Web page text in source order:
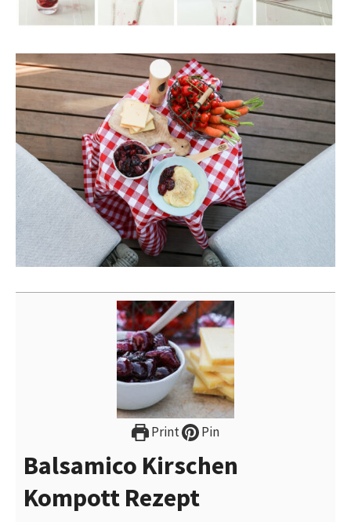
Print Pin
Balsamico Kirschen
Kompott Rezept